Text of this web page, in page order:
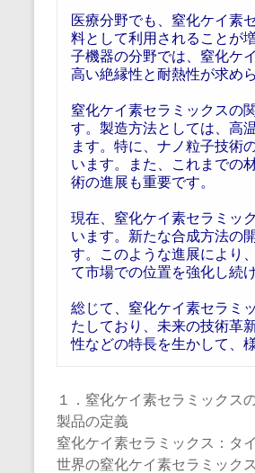
医療分野でも、窒化ケイ素
料として利用されることが
子機器の分野では、窒化ケ
高い絶縁性と耐熱性が求め
窒化ケイ素セラミックスの
す。製造方法としては、高
ます。特に、ナノ粒子技術
います。また、これまでの
術の進展も重要です。
現在、窒化ケイ素セラミッ
います。新たな合成方法の
す。このような進展により
て市場での位置を強化し続
総じて、窒化ケイ素セラミ
たしており、未来の技術革
性などの特長を生かして、
１．窒化ケイ素セラミックス
製品の定義
窒化ケイ素セラミックス：タ
世界の窒化ケイ素セラミック